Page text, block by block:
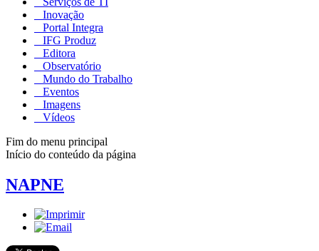
Inovação
Portal Integra
IFG Produz
Editora
Observatório
Mundo do Trabalho
Eventos
Imagens
Vídeos
Fim do menu principal
Início do conteúdo da página
NAPNE